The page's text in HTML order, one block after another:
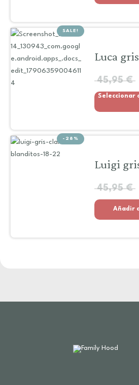
SALE!
Luca gris
45,95€
Seleccionar
-28%
Luigi
45,95€
Añadir